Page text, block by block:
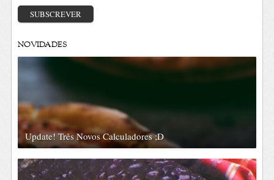
email
SUBSCREVER
NOVIDADES
Update! Três Novos Calculadores ;D